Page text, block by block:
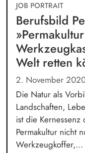
JOB PORTRAIT
Berufsbild
Welt retten
2. November
Die Natur als
Landschaften,
ist die Kernessenz
Permakultur nicht
Werkzeugkoffer,...